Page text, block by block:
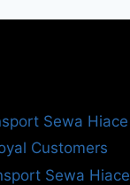
Sewa Hiace
Customers
Sewa Hiace